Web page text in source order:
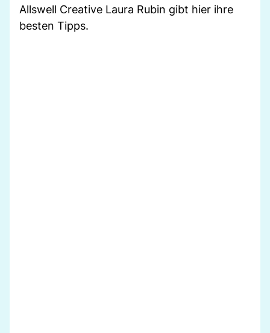
Allswell Creative Laura Rubin gibt hier ihre
besten Tipps.